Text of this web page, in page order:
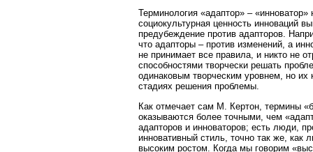
Терминология «адаптор» –
социокультурная ценность инноваций
предубеждение против адапторов.
что адапторы – против изменений, а
не принимает все правила, и никто не
способностями творчески решать
одинаковым творческим уровнем, но их
стадиях решения проблемы.
Как отмечает сам М. Кертон, термины
оказываются более точными, чем
адапторов и инноваторов; есть люди,
инновативный стиль, точно так же, как
высоким ростом. Когда мы говорим